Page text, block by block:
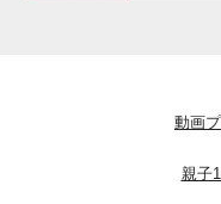
動画
親子